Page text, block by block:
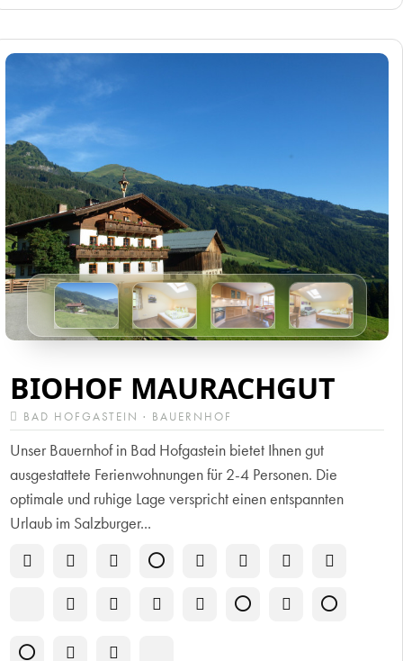
BIOHOF MAURACHGUT
BAD HOFGASTEIN · BAUERNHOF
Unser Bauernhof in Bad Hofgastein bietet Ihnen gut
ausgestattete Ferienwohnungen für 2-4 Personen. Die
optimale und ruhige Lage verspricht einen entspannten
Urlaub im Salzburger...